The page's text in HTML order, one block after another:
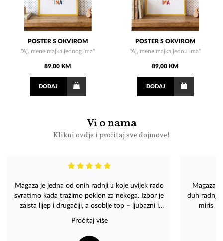
POSTER S OKVIROM
"Aj, mene majka jednog ima"
89,00 KM
DODAJ
POSTER S OKVIROM
"Aj, mene majka jednu ima"
89,00 KM
DODAJ
Vi o nama
Klikni ovdje i pročitaj sve dojmove!
Magaza je jedna od onih radnji u koje uvijek rado
svratimo kada tražimo poklon za nekoga. Izbor je
zaista lijep i drugačiji, a osoblje top – ljubazni i
prijatni, uvijek nasmijani i spremni pomoći. ❤️????
Pročitaj više
Magaza
duh
miris